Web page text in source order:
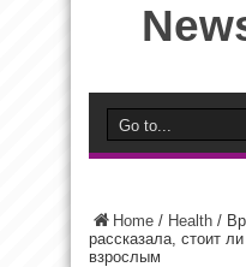
Home / Health /
рассказала, стоит
взрослым